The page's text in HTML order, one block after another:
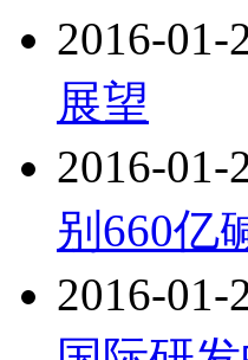
2016-01-
展望
2016-01-
别660亿
2016-01-